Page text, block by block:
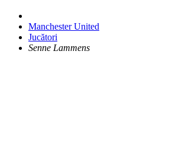
Manchester United
Jucători
Senne Lammens